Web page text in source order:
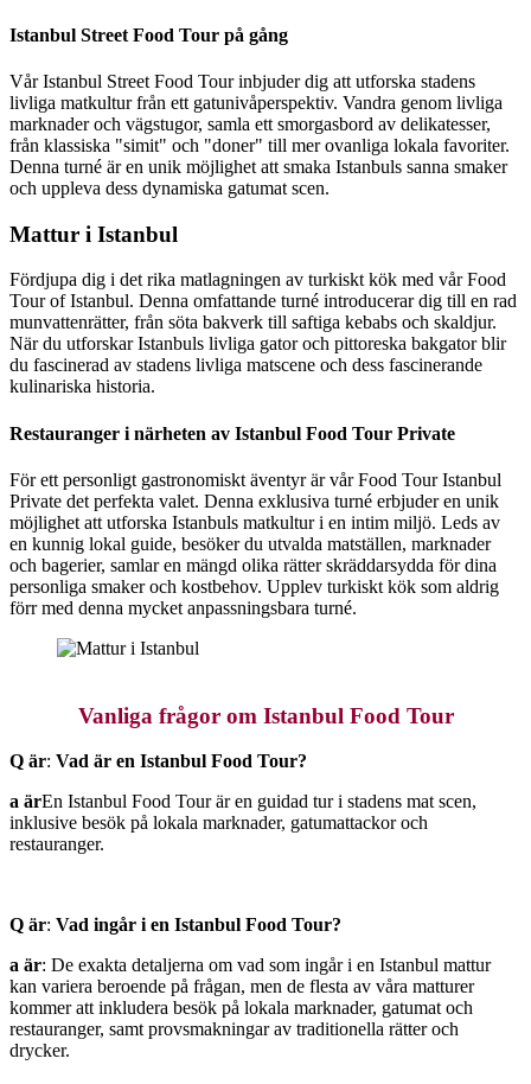
Istanbul Street Food Tour på gång
Vår Istanbul Street Food Tour inbjuder dig att utforska stadens
livliga matkultur från ett gatunivåperspektiv. Vandra genom livliga
marknader och vägstugor, samla ett smorgasbord av delikatesser,
från klassiska "simit" och "doner" till mer ovanliga lokala favoriter.
Denna turné är en unik möjlighet att smaka Istanbuls sanna smaker
och uppleva dess dynamiska gatumat scen.
Mattur i Istanbul
Fördjupa dig i det rika matlagningen av turkiskt kök med vår Food
Tour of Istanbul. Denna omfattande turné introducerar dig till en rad
munvattenrätter, från söta bakverk till saftiga kebabs och skaldjur.
När du utforskar Istanbuls livliga gator och pittoreska bakgator blir
du fascinerad av stadens livliga matscene och dess fascinerande
kulinariska historia.
Restauranger i närheten av Istanbul Food Tour Private
För ett personligt gastronomiskt äventyr är vår Food Tour Istanbul
Private det perfekta valet. Denna exklusiva turné erbjuder en unik
möjlighet att utforska Istanbuls matkultur i en intim miljö. Leds av
en kunnig lokal guide, besöker du utvalda matställen, marknader
och bagerier, samlar en mängd olika rätter skräddarsydda för dina
personliga smaker och kostbehov. Upplev turkiskt kök som aldrig
förr med denna mycket anpassningsbara turné.
Vanliga frågor om Istanbul Food Tour
Q är: Vad är en Istanbul Food Tour?
a ärEn Istanbul Food Tour är en guidad tur i stadens mat scen,
inklusive besök på lokala marknader, gatumattackor och
restauranger.
Q är: Vad ingår i en Istanbul Food Tour?
a är: De exakta detaljerna om vad som ingår i en Istanbul mattur
kan variera beroende på frågan, men de flesta av våra matturer
kommer att inkludera besök på lokala marknader, gatumat och
restauranger, samt provsmakningar av traditionella rätter och
drycker.